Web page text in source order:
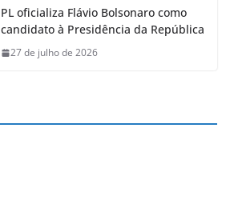
PL oficializa Flávio Bolsonaro como
candidato à Presidência da República
27 de julho de 2026